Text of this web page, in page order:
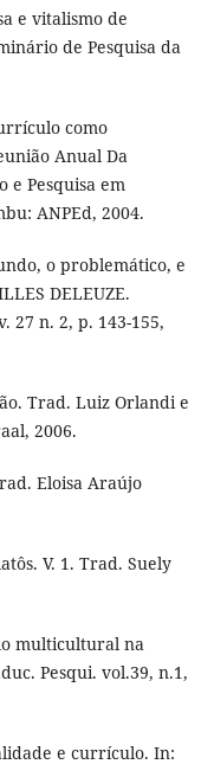
e vitalismo de
de Pesquisa da
como
Anual Da
e Pesquisa em
ANPEd, 2004.
o problemático, e
DELEUZE.
27 n. 2, p. 143-155,
Trad. Luiz Orlandi e
2006.
Eloisa Araújo
V. 1. Trad. Suely
multicultural na
Pesqui. vol.39, n.1,
e currículo. In: